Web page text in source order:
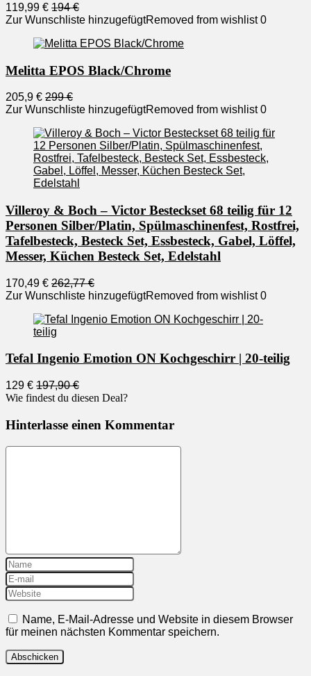
119,99 € 194 €
Zur Wunschliste hinzugefügtRemoved from wishlist 0
Melitta EPOS Black/Chrome
205,9 € 299 €
Zur Wunschliste hinzugefügtRemoved from wishlist 0
Villeroy & Boch – Victor Besteckset 68 teilig für 12
Personen Silber/Platin, Spülmaschinenfest, Rostfrei,
Tafelbesteck, Besteck Set, Essbesteck, Gabel, Löffel,
Messer, Küchen Besteck Set, Edelstahl
170,49 € 262,77 €
Zur Wunschliste hinzugefügtRemoved from wishlist 0
Tefal Ingenio Emotion ON Kochgeschirr | 20-teilig
129 € 197,90 €
Wie findest du diesen Deal?
Hinterlasse einen Kommentar
Name, E-Mail-Adresse und Website in diesem Browser
für meinen nächsten Kommentar speichern.